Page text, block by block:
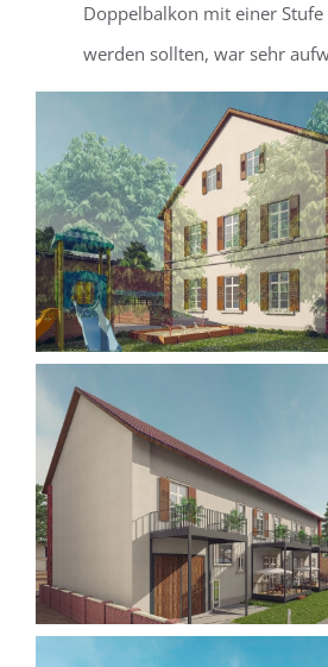
Doppelbalkon mit einer
werden sollten, war sehr